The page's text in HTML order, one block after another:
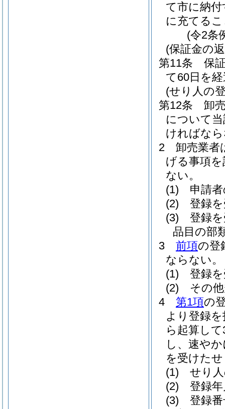
て市に納
に充てる
(令2条
(保証金の
第11条
保
て60日を
(せり人の
第12条
卸
について
ければな
2
卸売業者
げる事項
ない。
(1)
申請
(2)
登録
(3)
登録
品目の部
3
前項の登
ならない。
(1)
登録
(2)
その
4
第1項の
より登録
ら起算し
し、速や
を受けた
(1)
せり
(2)
登録
(3)
登録